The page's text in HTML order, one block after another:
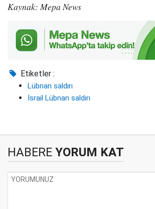
Kaynak: Mepa News
Etiketler :
Lübnan saldırı
İsrail Lübnan saldırı
HABERE YORUM KAT